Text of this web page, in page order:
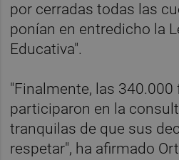
por cerradas todas las
ponían en entredicho la
Educativa".
"Finalmente, las
participaron en la
tranquilas de que sus
respetar", ha afirmado